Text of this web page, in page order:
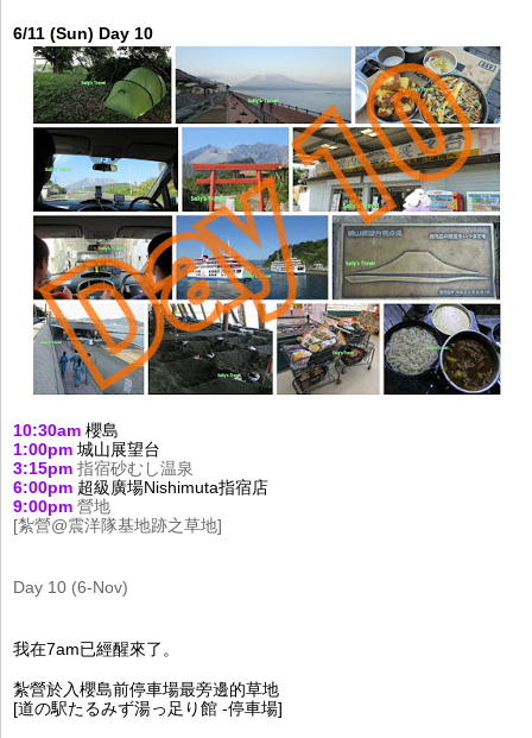
6/11 (Sun) Day 10
10:30am 櫻島
1:00pm 城山展望台
3:15pm 指宿砂むし温泉
6:00pm 超級廣場Nishimuta指宿店
9:00pm 營地
[紮營@震洋隊基地跡之草地]
Day 10 (6-Nov)
我在7am已經醒來了。
紮營於入櫻島前停車場最旁邊的草地
[道の駅たるみず湯っ足り館 -停車場]